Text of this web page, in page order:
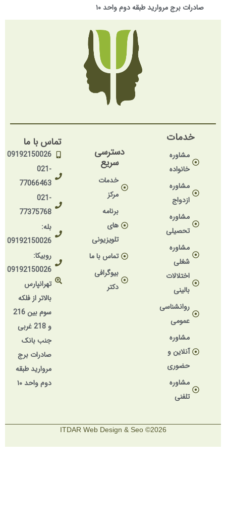
صادرات برج مروارید طبقه دوم واحد ۱۰
خدمات
مشاوره
خانواده
مشاوره
ازدواج
مشاوره
تحصیلی
مشاوره
شغلی
اختلالات
بالینی
روانشناسی
عمومی
مشاوره
آنلاین و
حضوری
مشاوره
تلفنی
دسترسی
سریع
خدمات
مرکز
برنامه
های
تلویزیونی
تماس با ما
بیوگرافی
دکتر
تماس با ما
09192150026
021-
77066463
021-
77375768
09192150026
روبیکا:
09192150026
تهرانپارس
بالاتر از فلکه
سوم بین 216
و 218 غربی
جنب بانک
صادرات برج
مروارید طبقه
دوم واحد ۱۰
2026© ITDAR Web Design & Seo